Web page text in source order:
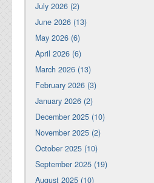
July 2026 (2)
June 2026 (13)
May 2026 (6)
April 2026 (6)
March 2026 (13)
February 2026 (3)
January 2026 (2)
December 2025 (10)
November 2025 (2)
October 2025 (10)
September 2025 (19)
August 2025 (10)